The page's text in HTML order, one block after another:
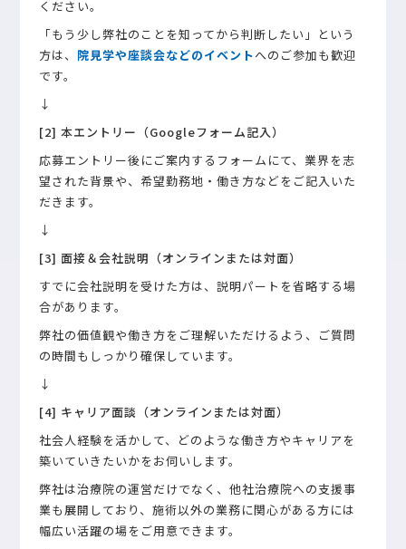
ください。
「もう少し弊社のことを知ってから判断したい」という
方は、 院見学や座談会などのイベントへのご参加も歓迎
です。
↓
[2] 本エントリー（Googleフォーム記入）
応募エントリー後にご案内するフォームにて、業界を志
望された背景や、希望勤務地・働き方などをご記入いた
だきます。
↓
[3] 面接＆会社説明（オンラインまたは対面）
すでに会社説明を受けた方は、説明パートを省略する場
合があります。
弊社の価値観や働き方をご理解いただけるよう、ご質問
の時間もしっかり確保しています。
↓
[4] キャリア面談（オンラインまたは対面）
社会人経験を活かして、どのような働き方やキャリアを
築いていきたいかをお伺いします。
弊社は治療院の運営だけでなく、他社治療院への支援事
業も展開しており、施術以外の業務に関心がある方には
幅広い活躍の場をご用意できます。